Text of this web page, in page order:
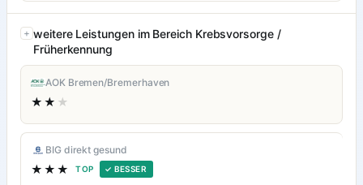
weitere Leistungen im Bereich Krebsvorsorge /
Früherkennung
AOK Bremen/Bremerhaven
★★ ★
BIG direkt gesund
★★★ TOP ✓ BESSER